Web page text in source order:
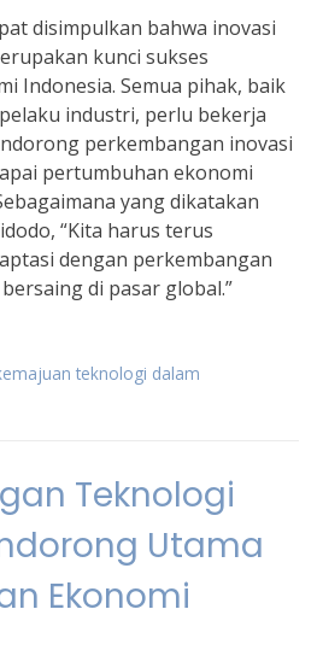
disimpulkan bahwa inovasi
kunci sukses
Indonesia. Semua pihak, baik
industri, perlu bekerja
perkembangan inovasi
pertumbuhan ekonomi
yang dikatakan
“Kita harus terus
dengan perkembangan
di pasar global.”
teknologi dalam
Teknologi
Utama
Ekonomi